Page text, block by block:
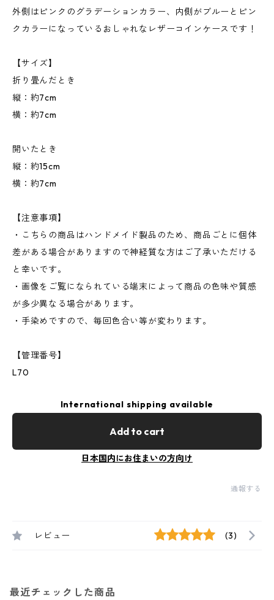
外側はピンクのグラデーションカラー、内側がブルーとピン
クカラーになっているおしゃれなレザーコインケースです！
【サイズ】
折り畳んだとき
縦：約7cm
横：約7cm
開いたとき
縦：約15cm
横：約7cm
【注意事項】
・こちらの商品はハンドメイド製品のため、商品ごとに個体
差がある場合がありますので神経質な方はご了承いただける
と幸いです。
・画像をご覧になられている端末によって商品の色味や質感
が多少異なる場合があります。
・手染めですので、毎回色合い等が変わります。
【管理番号】
L70
International shipping available
Add to cart
日本国内にお住まいの方向け
通報する
レビュー (3)
最近チェックした商品